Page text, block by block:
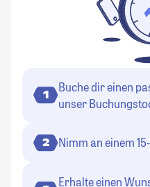
1
Buche dir einen
unser
2 Nimm an einem
Erhalte einen